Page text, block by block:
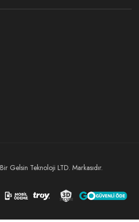
Gelsin Teknoloji LTD. Markasıdır.